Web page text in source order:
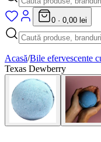
0 · 0,00 lei
Acasă/Bile efervescente
Texas Dewberry